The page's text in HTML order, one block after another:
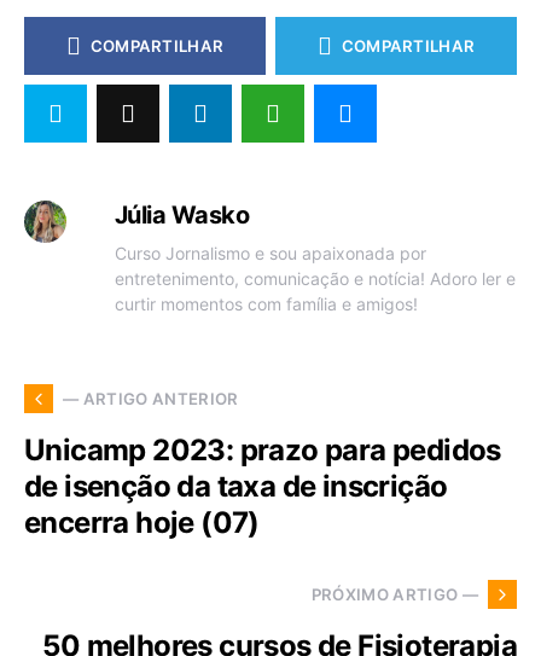
COMPARTILHAR COMPARTILHAR
Júlia Wasko
Curso Jornalismo e sou apaixonada por
entretenimento, comunicação e notícia! Adoro ler e
curtir momentos com família e amigos!
— ARTIGO ANTERIOR
Unicamp 2023: prazo para pedidos
de isenção da taxa de inscrição
encerra hoje (07)
PRÓXIMO ARTIGO —
50 melhores cursos de Fisioterapia